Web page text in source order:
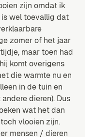
zijn omdat ik
wel toevallig dat
zomer of het jaar
maar toen had
komt overigens
die warmte nu en
in de tuin en
dieren). Dus
wat het dan
vlooien zijn.
mensen / dieren